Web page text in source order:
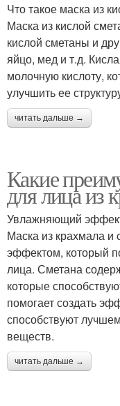
Что такое маска из
Маска из кислой
кислой сметаны и
яйцо, мед и т.д.
молочную кислоту,
улучшить ее
читать дальше →
Какие
для лица из
Увлажняющий
Маска из крахмала
эффектом, который
лица. Сметана
которые
помогает создать
способствуют
веществ.
читать дальше →